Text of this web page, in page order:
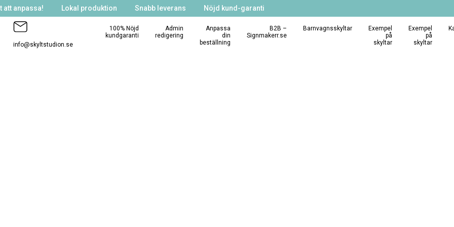
att anpassa! Lokal produktion Snabb leverans Nöjd kund-garanti
info@skyltstudion.se
100% Nöjd
kundgaranti
Admin
redigering
Anpassa
din
beställning
B2B –
Signmakerr.se
Barnvagnsskyltar
Exempel
på
skyltar
Exempel
på
skyltar